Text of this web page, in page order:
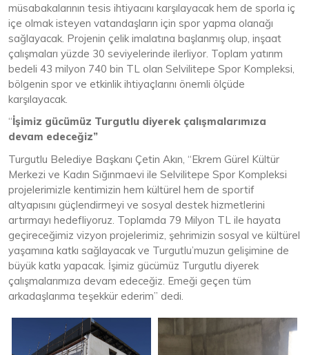
müsabakalarının tesis ihtiyacını karşılayacak hem de sporla iç
içe olmak isteyen vatandaşların için spor yapma olanağı
sağlayacak. Projenin çelik imalatına başlanmış olup, inşaat
çalışmaları yüzde 30 seviyelerinde ilerliyor. Toplam yatırım
bedeli 43 milyon 740 bin TL olan Selvilitepe Spor Kompleksi,
bölgenin spor ve etkinlik ihtiyaçlarını önemli ölçüde
karşılayacak.
“İşimiz gücümüz Turgutlu diyerek çalışmalarımıza
devam edeceğiz”
Turgutlu Belediye Başkanı Çetin Akın, “Ekrem Gürel Kültür
Merkezi ve Kadın Sığınmaevi ile Selvilitepe Spor Kompleksi
projelerimizle kentimizin hem kültürel hem de sportif
altyapısını güçlendirmeyi ve sosyal destek hizmetlerini
artırmayı hedefliyoruz. Toplamda 79 Milyon TL ile hayata
geçireceğimiz vizyon projelerimiz, şehrimizin sosyal ve kültürel
yaşamına katkı sağlayacak ve Turgutlu’muzun gelişimine de
büyük katkı yapacak. İşimiz gücümüz Turgutlu diyerek
çalışmalarımıza devam edeceğiz. Emeği geçen tüm
arkadaşlarıma teşekkür ederim” dedi.